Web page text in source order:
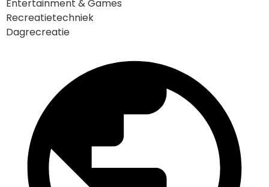
Entertainment & Games
Recreatietechniek
Dagrecreatie